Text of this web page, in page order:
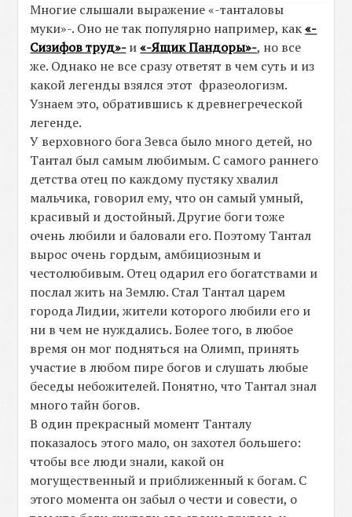
Многие слышали выражение «-танталовы
муки»-. Оно не так популярно например, как«-
Сизифов труд»- и «-Ящик Пандоры»-, но все
же. Однако не все сразу ответят в чем суть и из
какой легенды взялся этот фразеологизм.
Узнаем это, обратившись к древнегреческой
легенде.
У верховного бога Зевса было много детей, но
Тантал был самым любимым. С самого раннего
детства отец по каждому пустяку хвалил
мальчика, говорил ему, что он самый умный,
красивый и достойный. Другие боги тоже
очень любили и баловали его. Поэтому Тантал
вырос очень гордым, амбициозным и
честолюбивым. Отец одарил его богатствами и
послал жить на Землю. Стал Тантал царем
города Лидии, жители которого любили его и
ни в чем не нуждались. Более того, в любое
время он мог подняться на Олимп, принять
участие в любом пире богов и слушать любые
беседы небожителей. Понятно, что Тантал знал
много тайн богов.
В один прекрасный момент Танталу
показалось этого мало, он захотел большего:
чтобы все люди знали, какой он
могущественный и приближенный к богам. С
этого момента он забыл о чести и совести, о